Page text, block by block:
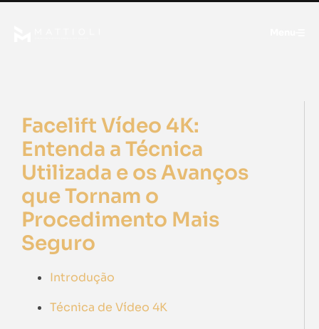
Facelift Vídeo 4K:
Entenda a Técnica
Utilizada e os Avanços
que Tornam o
Procedimento Mais
Seguro
Introdução
Técnica de Vídeo 4K